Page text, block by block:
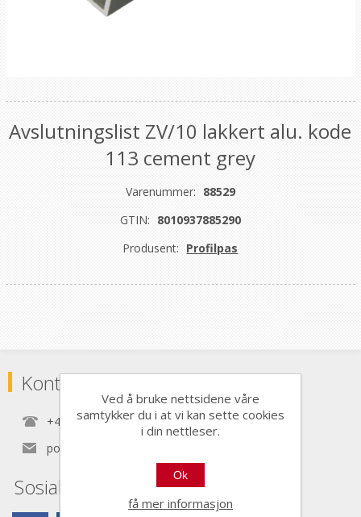
Avslutningslist ZV/10 lakkert alu. kode
113 cement grey
Varenummer: 88529
GTIN: 8010937885290
Produsent: Profilpas
Kontaktinformasjon
+47 22 30 40 70
post@nordictools.no
Sosiale medier
Ved å bruke nettsidene våre
samtykker du i at vi kan sette cookies
i din nettleser.
Ok
få mer informasjon